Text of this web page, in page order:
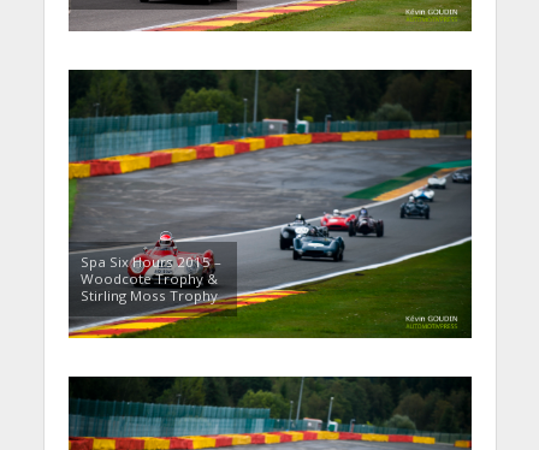
Spa Six Hours 2015 –
Woodcote Trophy &
Stirling Moss Trophy